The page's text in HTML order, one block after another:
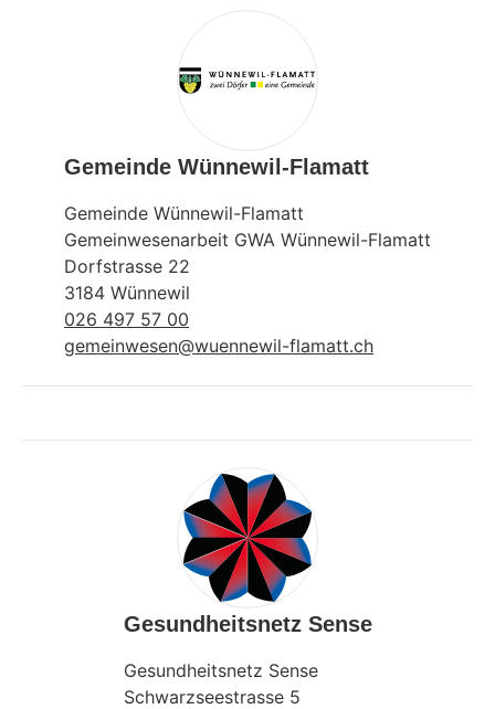
Gemeinde Wünnewil-Flamatt
Gemeinde Wünnewil-Flamatt
Gemeinwesenarbeit GWA Wünnewil-Flamatt
Dorfstrasse 22
3184 Wünnewil
026 497 57 00
gemeinwesen@wuennewil-flamatt.ch
Gesundheitsnetz Sense
Gesundheitsnetz Sense
Schwarzseestrasse 5